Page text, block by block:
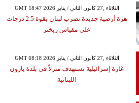
GMT 18:47 2026 الثلاثاء ,27 كانون الثاني / يناير
هزة أرضية جديدة تضرب لبنان بقوة 2.5 درجات
على مقياس ريختر
GMT 08:18 2026 الثلاثاء ,27 كانون الثاني / يناير
غارة إسرائيلية تستهدف منزلاً في بلدة يارون
اللبنانية